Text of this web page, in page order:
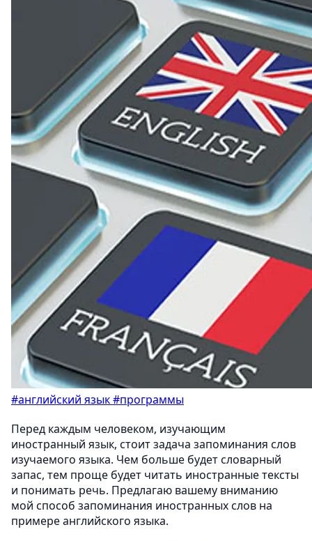
#английский язык#программы
Перед каждым человеком, изучающим
иностранный язык, стоит задача запоминания слов
изучаемого языка. Чем больше будет словарный
запас, тем проще будет читать иностранные тексты
и понимать речь. Предлагаю вашему вниманию
мой способ запоминания иностранных слов на
примере английского языка.